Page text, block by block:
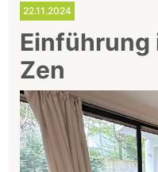
22.11.2024
Einführung
Zen